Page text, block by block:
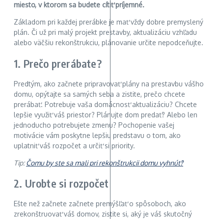
miesto, v ktorom sa budete cítiť príjemné.
Základom pri každej prerábke je mať vždy dobre premyslený
plán. Či už pri malý projekt prestavby, aktualizáciu vzhľadu
alebo väčšiu rekonštrukciu, plánovanie určite nepodceňujte.
1. Prečo prerábate?
Predtým, ako začnete pripravovať plány na prestavbu vášho
domu, opýtajte sa samých seba a zistite, prečo chcete
prerábať. Potrebuje vaša domácnosť aktualizáciu? Chcete
lepšie využiť váš priestor? Plánujte dom predať? Alebo len
jednoducho potrebujete zmenu? Pochopenie vašej
motivácie vám poskytne lepšiu predstavu o tom, ako
uplatniť váš rozpočet a určiť si priority.
Tip:Čomu by ste sa mali pri rekonštrukcii domu vyhnúť?
2. Urobte si rozpočet
Ešte než začnete začnete premýšľať o spôsoboch, ako
zrekonštruovať váš domov, zistite si, aký je váš skutočný